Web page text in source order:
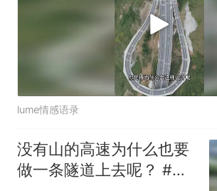
lume情感语录
没有山的高速为什么也要
做一条隧道上去呢？ #隧